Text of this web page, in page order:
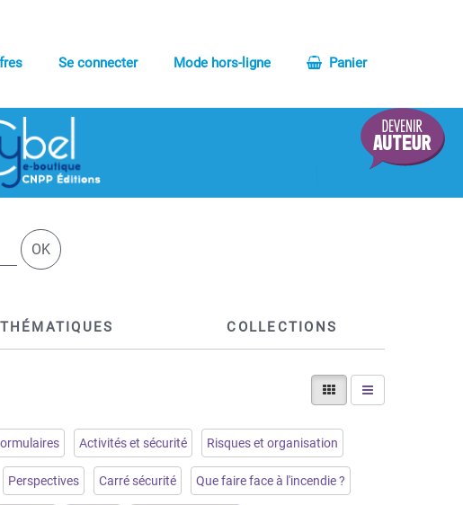
Se connecter Mode hors-ligne Panier
OK
THÉMATIQUES COLLECTIONS
Activités et sécurité Risques et organisation
Perspectives Carré sécurité Que faire face à l'incendie ?